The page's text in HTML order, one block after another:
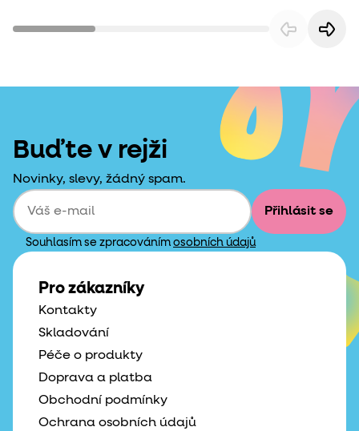
Buďte v rejži
Novinky, slevy, žádný spam.
Přihlásit se
Souhlasím se zpracováním osobních údajů
Pro zákazníky
Kontakty
Skladování
Péče o produkty
Doprava a platba
Obchodní podmínky
Ochrana osobních údajů